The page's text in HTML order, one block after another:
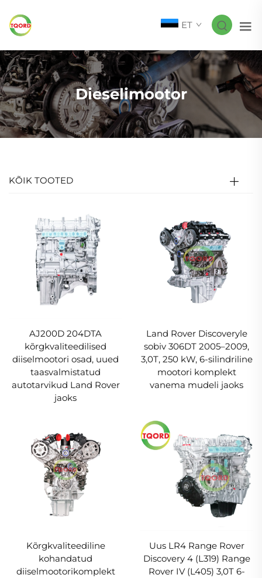
ET
Dieselimootor
KÕIK TOOTED
AJ200D 204DTA
kõrgkvaliteedilised
diiselmootori osad, uued
taasvalmistatud
autotarvikud Land Rover
jaoks
Land Rover Discoveryle
sobiv 306DT 2005–2009,
3,0T, 250 kW, 6-silindriline
mootori komplekt
vanema mudeli jaoks
Kõrgkvaliteediline
kohandatud
diiselmootorikomplekt
Uus LR4 Range Rover
Discovery 4 (L319) Range
Rover IV (L405) 3,0T 6-